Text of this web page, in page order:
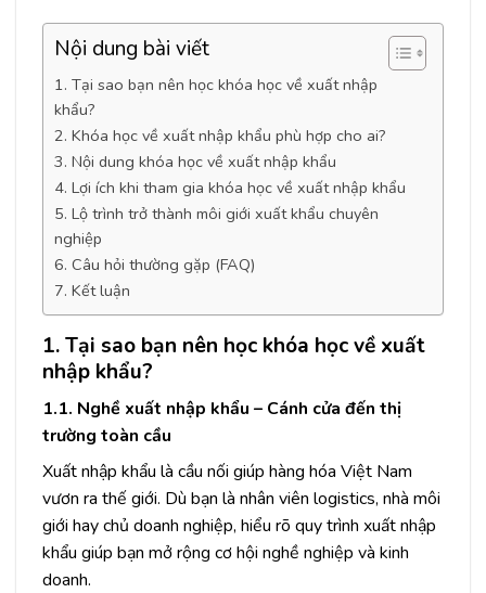
Nội dung bài viết
1. Tại sao bạn nên học khóa học về xuất nhập
khẩu?
2. Khóa học về xuất nhập khẩu phù hợp cho ai?
3. Nội dung khóa học về xuất nhập khẩu
4. Lợi ích khi tham gia khóa học về xuất nhập khẩu
5. Lộ trình trở thành môi giới xuất khẩu chuyên
nghiệp
6. Câu hỏi thường gặp (FAQ)
7. Kết luận
1. Tại sao bạn nên học khóa học về xuất
nhập khẩu?
1.1. Nghề xuất nhập khẩu – Cánh cửa đến thị
trường toàn cầu
Xuất nhập khẩu là cầu nối giúp hàng hóa Việt Nam
vươn ra thế giới. Dù bạn là nhân viên logistics, nhà môi
giới hay chủ doanh nghiệp, hiểu rõ quy trình xuất nhập
khẩu giúp bạn mở rộng cơ hội nghề nghiệp và kinh
doanh.